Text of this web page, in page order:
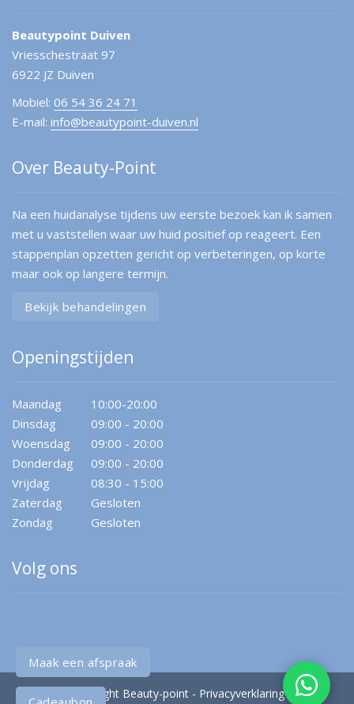
Beautypoint Duiven
Vriesschestraat 97
6922 JZ Duiven
Mobiel: 06 54 36 24 71
E-mail: info@beautypoint-duiven.nl
Over Beauty-Point
Na een huidanalyse tijdens uw eerste bezoek kan ik samen
met u vaststellen waar uw huid positief op reageert. Een
stappenplan opzetten gericht op verbeteringen, op korte
maar ook op langere termijn.
Bekijk behandelingen
Openingstijden
Maandag
10:00-20:00
Dinsdag
09:00 - 20:00
Woensdag
09:00 - 20:00
Donderdag
09:00 - 20:00
Vrijdag
08:30 - 15:00
Zaterdag
Gesloten
Zondag
Gesloten
Volg ons
Copyright Beauty-point - Privacyverklaring
Maak een afspraak